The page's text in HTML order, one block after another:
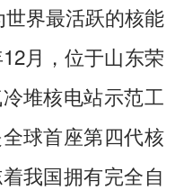
界最活跃的核能
月，位于山东荣
堆核电站示范工
球首座第四代核
我国拥有完全自